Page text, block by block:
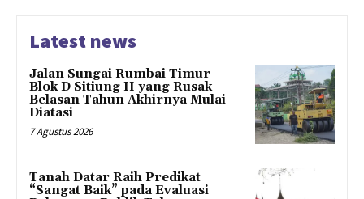
Latest news
Jalan Sungai Rumbai Timur–
Blok D Sitiung II yang Rusak
Belasan Tahun Akhirnya Mulai
Diatasi
7 Agustus 2026
Tanah Datar Raih Predikat
“Sangat Baik” pada Evaluasi